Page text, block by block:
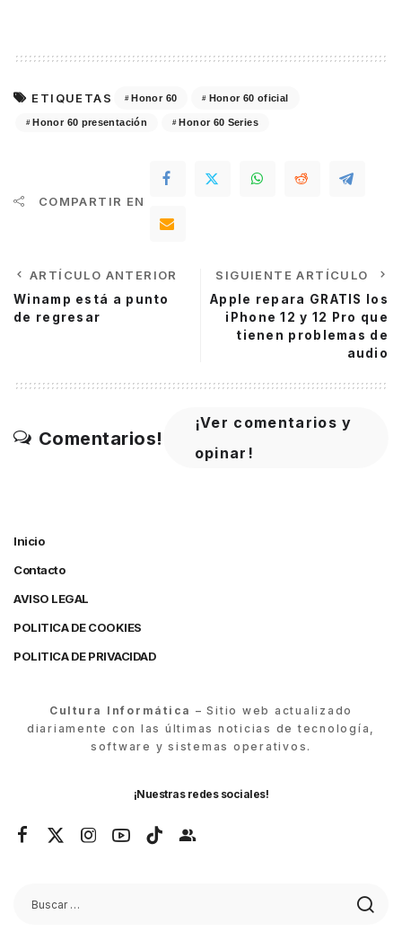
ETIQUETAS Honor 60 Honor 60 oficial
Honor 60 presentación Honor 60 Series
COMPARTIR EN
ARTÍCULO ANTERIOR
Winamp está a punto
de regresar
SIGUIENTE ARTÍCULO
Apple repara GRATIS los
iPhone 12 y 12 Pro que
tienen problemas de
audio
Comentarios!
¡Ver comentarios y
opinar!
Inicio
Contacto
AVISO LEGAL
POLITICA DE COOKIES
POLITICA DE PRIVACIDAD
Cultura Informática – Sitio web actualizado
diariamente con las últimas noticias de tecnología,
software y sistemas operativos.
¡Nuestras redes sociales!